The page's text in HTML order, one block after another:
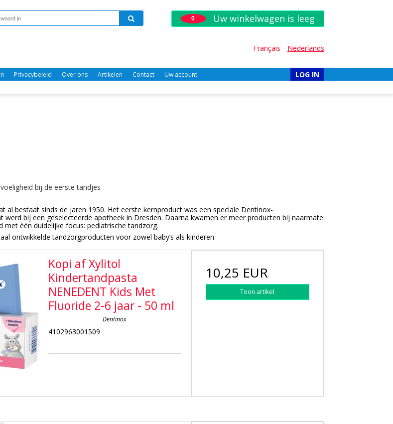
0 Uw winkelwagen is leeg
Français Nederlands
Privacybeleid Over ons Artikelen Contact Uw account LOG IN
bij de eerste tandjes
al bestaat sinds de jaren 1950. Het eerste kernproduct was een speciale Dentinox-
werd bij een geselecteerde apotheek in Dresden. Daarna kwamen er meer producten bij naarmate
één duidelijke focus: pediatrische tandzorg.
ontwikkelde tandzorgproducten voor zowel baby’s als kinderen.
Kopi af Xylitol
Kindertandpasta
NENEDENT Kids Met
Fluoride 2-6 jaar - 50 ml
Dentinox
4102963001509
10,25 EUR
Toon artikel